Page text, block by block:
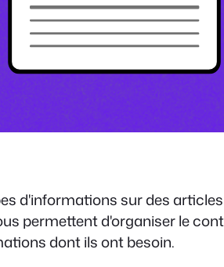
d'informations sur des
permettent d'organiser le
dont ils ont besoin.